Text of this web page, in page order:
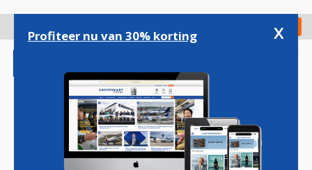
gaan
Check in
Magazine Podcasts Vacatures
Profiteer nu van 30% korting x